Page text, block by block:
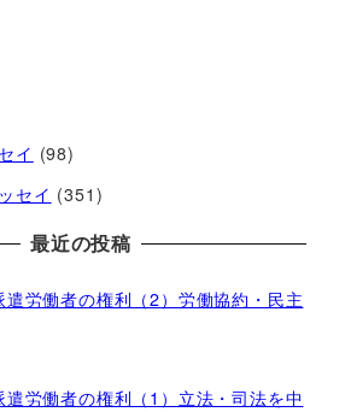
イ (98)
セイ (351)
最近の投稿
労働者の権利（2）労働協約・民主
労働者の権利（1）立法・司法を中